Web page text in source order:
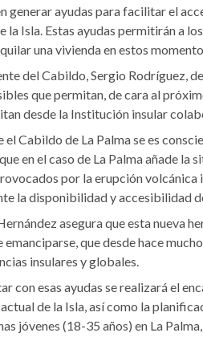
generar ayudas para facilitar el
la Isla. Estas ayudas permitirán a
una vivienda en estos
del Cabildo, Sergio Rodríguez,
que permitan, de cara al
desde la Institución insular
el Cabildo de La Palma se es
en el caso de La Palma añade
por la erupción volcánica
la disponibilidad y accesibilidad
asegura que esta nueva
emanciparse, que desde hace
insulares y globales.
con esas ayudas se realizará el
de la Isla, así como la
jóvenes (18-35 años) en La